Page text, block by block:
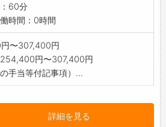
60分
時間：0時間
〜307,400円
円〜307,400円
の手当等付記事項）...
詳細を見る